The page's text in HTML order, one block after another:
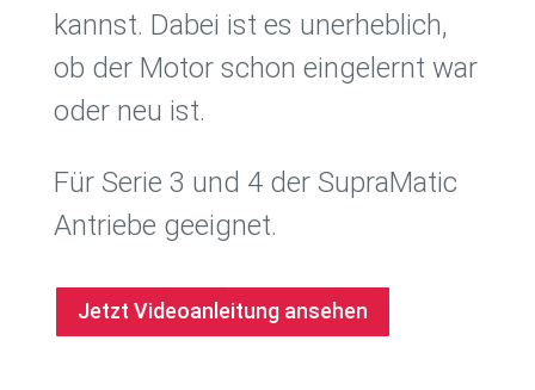
kannst. Dabei ist es unerheblich,
ob der Motor schon eingelernt war
oder neu ist.
Für Serie 3 und 4 der SupraMatic
Antriebe geeignet.
Jetzt Videoanleitung ansehen